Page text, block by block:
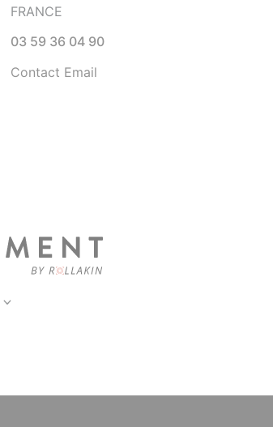
FRANCE
03 59 36 04 90
Contact Email